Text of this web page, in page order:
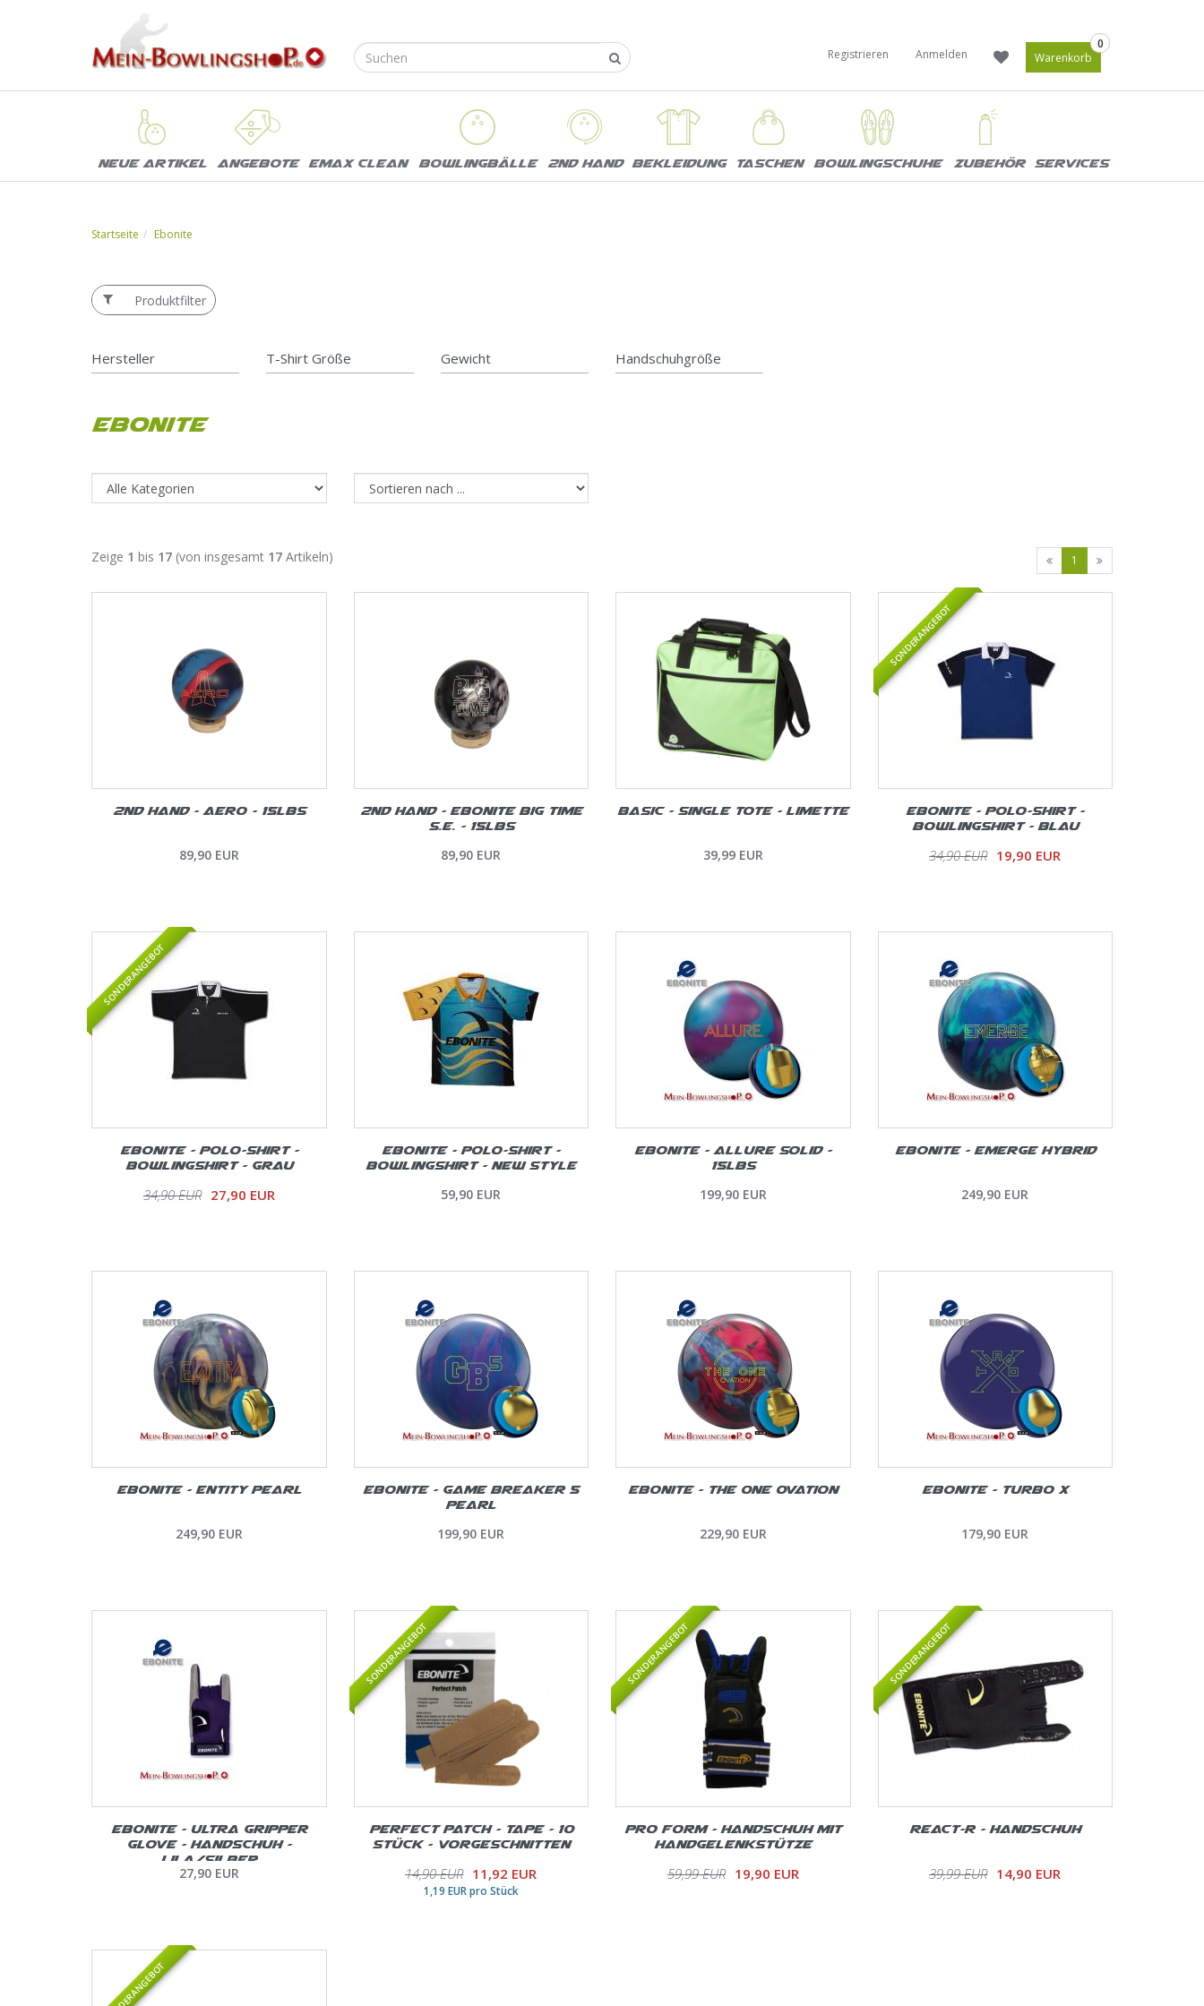
Registrieren Anmelden
0
Warenkorb
Neue Artikel Angebote EMAX Clean Bowlingbälle 2nd Hand Bekleidung Taschen Bowlingschuhe Zubehör Services
Startseite Ebonite
Produktfilter
Hersteller T-Shirt Größe Gewicht Handschuhgröße
Ebonite
Zeige 1 bis 17 (von insgesamt 17 Artikeln) 1
2nd Hand - Aero - 15lbs
89,90 EUR
2nd Hand - Ebonite Big Time
S.E. - 15lbs
89,90 EUR
Basic - Single Tote - Limette
39,99 EUR
SONDERANGEBOT
Ebonite - Polo-Shirt -
Bowlingshirt - Blau
34,90 EUR 19,90 EUR
SONDERANGEBOT
Ebonite - Polo-Shirt -
Bowlingshirt - Grau
34,90 EUR 27,90 EUR
Ebonite - Polo-Shirt -
Bowlingshirt - New Style
59,90 EUR
Ebonite – Allure Solid -
15lbs
199,90 EUR
Ebonite – Emerge Hybrid
249,90 EUR
Ebonite – Entity Pearl
249,90 EUR
Ebonite – Game Breaker 5
Pearl
199,90 EUR
Ebonite – The One Ovation
229,90 EUR
Ebonite – Turbo X
179,90 EUR
Ebonite – Ultra Gripper
Glove - Handschuh -
Lila/Silber
27,90 EUR
SONDERANGEBOT
Perfect Patch - Tape - 10
Stück - Vorgeschnitten
14,90 EUR 11,92 EUR
1,19 EUR pro Stück
SONDERANGEBOT
Pro Form - Handschuh mit
Handgelenkstütze
59,99 EUR 19,90 EUR
SONDERANGEBOT
React-R - Handschuh
39,99 EUR 14,90 EUR
SONDERANGEBOT